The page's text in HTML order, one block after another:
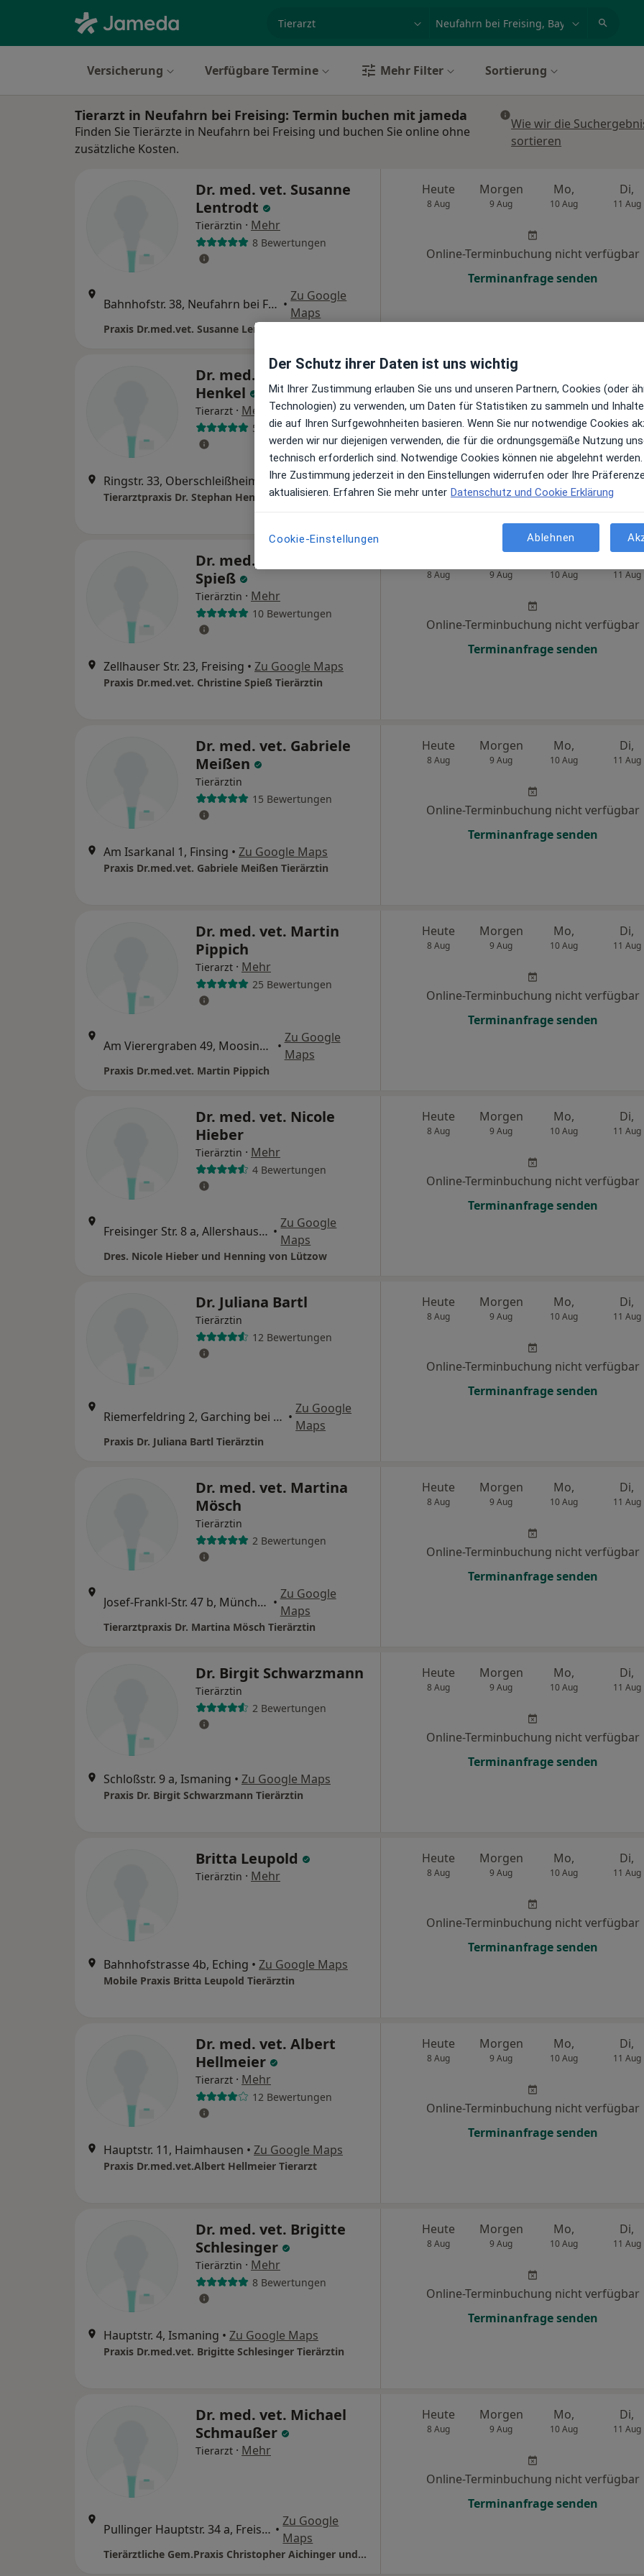
Versicherung Verfügbare Termine Mehr Filter Sortierung
Tierarzt in Neufahrn bei Freising: Termin buchen mit jameda
Finden Sie Tierärzte in Neufahrn bei Freising und buchen Sie online ohne
zusätzliche Kosten.
Wie wir die
sortieren
Dr. med. vet. Susanne
Lentrodt
Tierärztin · Mehr
8 Bewertungen
Bahnhofstr. 38, Neufahrn bei Freising •
Zu Google
Maps
Praxis Dr.med.vet. Susanne Lentrodt Tierärztin
Heute
8 Aug
Morgen
9 Aug
Mo,
10 Aug
Di,
11 Aug
Online-Terminbuchung nicht verfügbar
Terminanfrage senden
Dr. med. vet. Stephan
Henkel
Tierarzt · Mehr
57 Bewertungen
Ringstr. 33, Oberschleißheim Zu Google Maps
Tierarztpraxis Dr. Stephan Henkel Tierarzt
8 Aug
Morgen
9 Aug 10 Aug 11 Aug
Online-Terminbuchung nicht verfügbar
Terminanfrage senden
Dr. med. vet. Christine
Spieß
Tierärztin · Mehr
10 Bewertungen
Zellhauser Str. 23, Freising • Zu Google Maps
Praxis Dr.med.vet. Christine Spieß Tierärztin
8 Aug 9 Aug 10 Aug 11 Aug
Online-Terminbuchung nicht verfügbar
Terminanfrage senden
Dr. med. vet. Gabriele
Meißen
Tierärztin
15 Bewertungen
Am Isarkanal 1, Finsing • Zu Google Maps
Praxis Dr.med.vet. Gabriele Meißen Tierärztin
Heute
8 Aug
Morgen
9 Aug
Mo,
10 Aug
Di,
11 Aug
Online-Terminbuchung nicht verfügbar
Terminanfrage senden
Dr. med. vet. Martin
Pippich
Tierarzt · Mehr
25 Bewertungen
Am Vierergraben 49, Moosinning •
Zu Google
Maps
Praxis Dr.med.vet. Martin Pippich
Heute
8 Aug
Morgen
9 Aug
Mo,
10 Aug
Di,
11 Aug
Online-Terminbuchung nicht verfügbar
Terminanfrage senden
Dr. med. vet. Nicole
Hieber
Tierärztin · Mehr
4 Bewertungen
Freisinger Str. 8 a, Allershausen •
Zu Google
Maps
Dres. Nicole Hieber und Henning von Lützow
Heute
8 Aug
Morgen
9 Aug
Mo,
10 Aug
Di,
11 Aug
Online-Terminbuchung nicht verfügbar
Terminanfrage senden
Dr. Juliana Bartl
Tierärztin
12 Bewertungen
Riemerfeldring 2, Garching bei München •
Zu Google
Maps
Praxis Dr. Juliana Bartl Tierärztin
Heute
8 Aug
Morgen
9 Aug
Mo,
10 Aug
Di,
11 Aug
Online-Terminbuchung nicht verfügbar
Terminanfrage senden
Dr. med. vet. Martina
Mösch
Tierärztin
2 Bewertungen
Josef-Frankl-Str. 47 b, München •
Zu Google
Maps
Tierarztpraxis Dr. Martina Mösch Tierärztin
Heute
8 Aug
Morgen
9 Aug
Mo,
10 Aug
Di,
11 Aug
Online-Terminbuchung nicht verfügbar
Terminanfrage senden
Dr. Birgit Schwarzmann
Tierärztin
2 Bewertungen
Schloßstr. 9 a, Ismaning • Zu Google Maps
Praxis Dr. Birgit Schwarzmann Tierärztin
Heute
8 Aug
Morgen
9 Aug
Mo,
10 Aug
Di,
11 Aug
Online-Terminbuchung nicht verfügbar
Terminanfrage senden
Britta Leupold
Tierärztin · Mehr
Bahnhofstrasse 4b, Eching • Zu Google Maps
Mobile Praxis Britta Leupold Tierärztin
Heute
8 Aug
Morgen
9 Aug
Mo,
10 Aug
Di,
11 Aug
Online-Terminbuchung nicht verfügbar
Terminanfrage senden
Dr. med. vet. Albert
Hellmeier
Tierarzt · Mehr
12 Bewertungen
Hauptstr. 11, Haimhausen • Zu Google Maps
Praxis Dr.med.vet.Albert Hellmeier Tierarzt
Heute
8 Aug
Morgen
9 Aug
Mo,
10 Aug
Di,
11 Aug
Online-Terminbuchung nicht verfügbar
Terminanfrage senden
Dr. med. vet. Brigitte
Schlesinger
Tierärztin · Mehr
8 Bewertungen
Hauptstr. 4, Ismaning • Zu Google Maps
Praxis Dr.med.vet. Brigitte Schlesinger Tierärztin
Heute
8 Aug
Morgen
9 Aug
Mo,
10 Aug
Di,
11 Aug
Online-Terminbuchung nicht verfügbar
Terminanfrage senden
Dr. med. vet. Michael
Schmaußer
Tierarzt · Mehr
Pullinger Hauptstr. 34 a, Freising •
Zu Google
Maps
Tierärztliche Gem.Praxis Christopher Aichinger und Michael Schmaußer
Heute
8 Aug
Morgen
9 Aug
Mo,
10 Aug
Di,
11 Aug
Online-Terminbuchung nicht verfügbar
Terminanfrage senden
Der Schutz ihrer Daten ist uns wichtig
Mit Ihrer Zustimmung erlauben Sie uns und unseren Partnern, Cookies (oder
Technologien) zu verwenden, um Daten für Statistiken zu sammeln und
die auf Ihren Surfgewohnheiten basieren. Wenn Sie nur notwendige Cookies
werden wir nur diejenigen verwenden, die für die ordnungsgemäße Nutzung
technisch erforderlich sind. Notwendige Cookies können nie abgelehnt werden.
Ihre Zustimmung jederzeit in den Einstellungen widerrufen oder Ihre
aktualisieren. Erfahren Sie mehr unter Datenschutz und Cookie Erklärung
Cookie-Einstellungen Ablehnen